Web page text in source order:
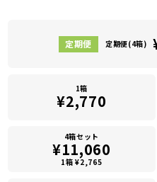
定期便(4箱)
1箱
¥2,770
4箱セット
¥11,060
1箱 ¥2,765